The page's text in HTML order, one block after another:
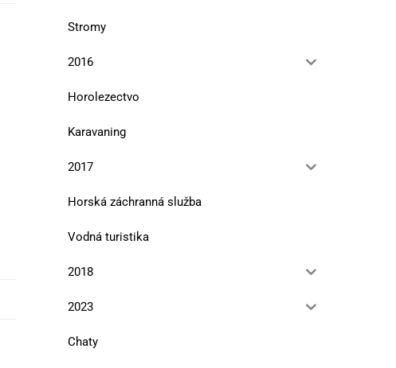
Stromy
2016
Horolezectvo
Karavaning
2017
Horská záchranná služba
Vodná turistika
2018
2023
Chaty